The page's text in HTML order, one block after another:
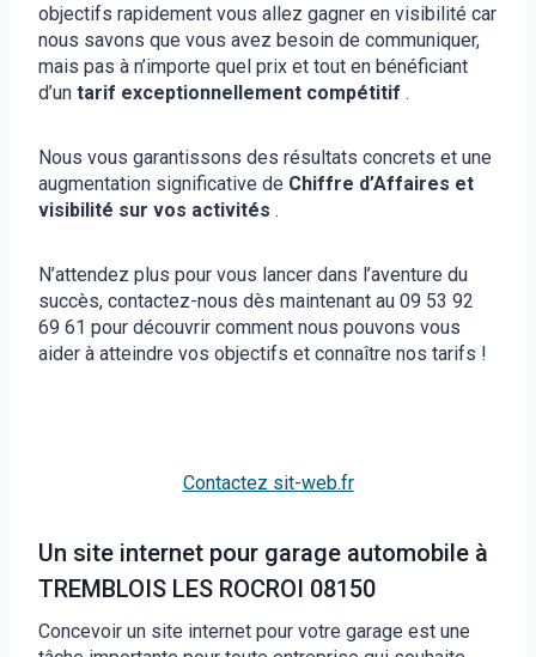
objectifs rapidement vous allez gagner en visibilité car
nous savons que vous avez besoin de communiquer,
mais pas à n’importe quel prix et tout en bénéficiant
d’un tarif exceptionnellement compétitif .
Nous vous garantissons des résultats concrets et une
augmentation significative de Chiffre d’Affaires et
visibilité sur vos activités .
N’attendez plus pour vous lancer dans l’aventure du
succès, contactez-nous dès maintenant au 09 53 92
69 61 pour découvrir comment nous pouvons vous
aider à atteindre vos objectifs et connaître nos tarifs !
Contactez sit-web.fr
Un site internet pour garage automobile à
TREMBLOIS LES ROCROI 08150
Concevoir un site internet pour votre garage est une